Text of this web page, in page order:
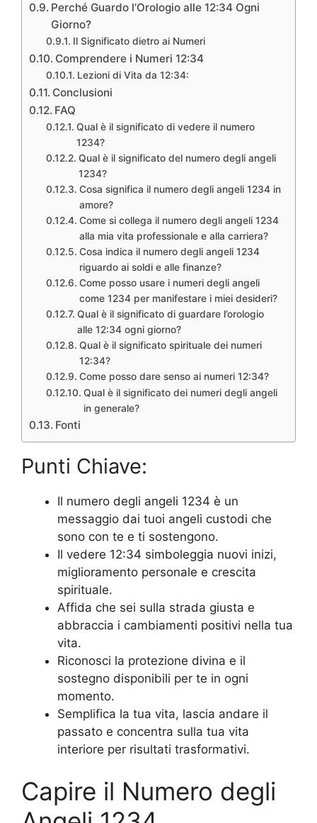
Perché Guardo l’Orologio alle 12:34 Ogni
Giorno?
Il Significato dietro ai Numeri
Comprendere i Numeri 12:34
Lezioni di Vita da 12:34:
Conclusioni
FAQ
Qual è il significato di vedere il numero
1234?
Qual è il significato del numero degli angeli
1234?
Cosa significa il numero degli angeli 1234 in
amore?
Come si collega il numero degli angeli 1234
alla mia vita professionale e alla carriera?
Cosa indica il numero degli angeli 1234
riguardo ai soldi e alle finanze?
Come posso usare i numeri degli angeli
come 1234 per manifestare i miei desideri?
Qual è il significato di guardare l’orologio
alle 12:34 ogni giorno?
Qual è il significato spirituale dei numeri
12:34?
Come posso dare senso ai numeri 12:34?
Qual è il significato dei numeri degli angeli
in generale?
Fonti
Punti Chiave:
Il numero degli angeli 1234 è un
messaggio dai tuoi angeli custodi che
sono con te e ti sostengono.
Il vedere 12:34 simboleggia nuovi inizi,
miglioramento personale e crescita
spirituale.
Affida che sei sulla strada giusta e
abbraccia i cambiamenti positivi nella tua
vita.
Riconosci la protezione divina e il
sostegno disponibili per te in ogni
momento.
Semplifica la tua vita, lascia andare il
passato e concentra sulla tua vita
interiore per risultati trasformativi.
Capire il Numero degli